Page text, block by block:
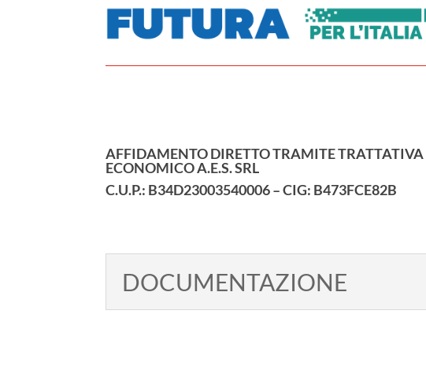
AFFIDAMENTO DIRETTO TRAMITE TRATTATIVA
ECONOMICO A.E.S. SRL
C.U.P.: B34D23003540006 – CIG: B473FCE82B
DOCUMENTAZIONE